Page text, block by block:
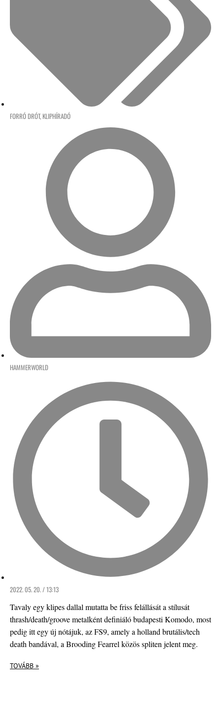
FORRÓ DRÓT, KLIPHÍRADÓ
HAMMERWORLD
2022. 05. 20. / 13:13
Tavaly egy klipes dallal mutatta be friss felállását a stílusát
thrash/death/groove metalként definiáló budapesti Komodo, most
pedig itt egy új nótájuk, az FS9, amely a holland brutális/tech
death bandával, a Brooding Fearrel közös spliten jelent meg.
TOVÁBB »